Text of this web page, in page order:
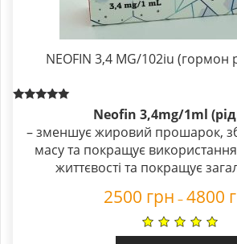
NEOFIN 3,4 MG/102iu (гормон
out of 5
Neofin 3,4mg/1ml
– зменшує жировий прошарок,
масу та покращує використання
життєвості та покращує
2500 грн – 4800